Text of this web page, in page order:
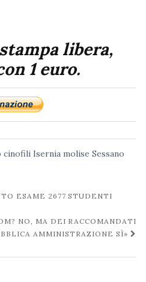
libera,
1 euro.
cinofili Isernia molise Sessano
ESAME 2677 STUDENTI
NO, MA DEI RACCOMANDATI
AMMINISTRAZIONE SÌ»